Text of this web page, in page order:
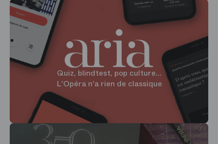
Quiz, blindtest, pop culture...
L'Opéra n'a rien de classique